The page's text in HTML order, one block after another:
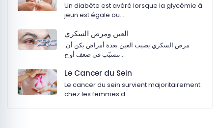
Un diabète est avéré lorsque la glycémie à
jeun est égale ou…
‏العين ومرض السكري
:‏مرض السكري يصيب العين بعدة أمراض يكن أن
تتسبّب في ضعف أو ح…
Le Cancer du Sein
Le cancer du sein survient majoritairement
chez les femmes d…